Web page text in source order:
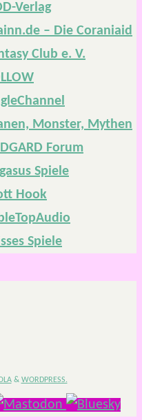
Verlag
– Die Coraniaid
Club e. V.
Monster, Mythen
Forum
Spiele
Hook
Spiele
& WORDPRESS.